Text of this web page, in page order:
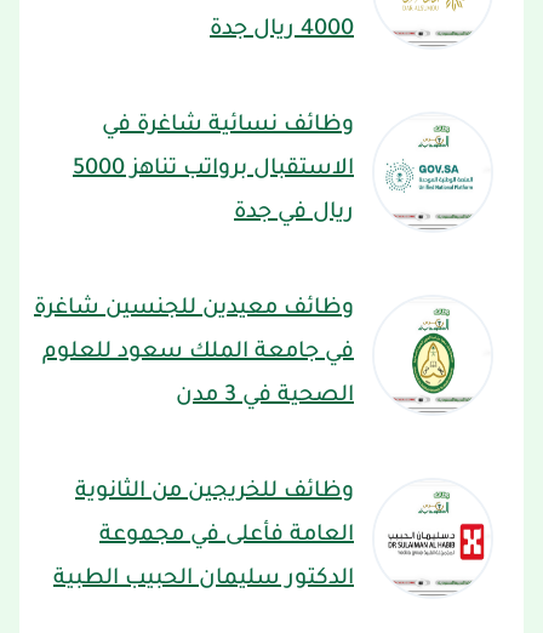
4000 ريال جدة
وظائف نسائية شاغرة في
الاستقبال برواتب تناهز 5000
ريال في جدة
وظائف معيدين للجنسين شاغرة
في جامعة الملك سعود للعلوم
الصحية في 3 مدن
وظائف للخريجين من الثانوية
العامة فأعلى في مجموعة
الدكتور سليمان الحبيب الطبية